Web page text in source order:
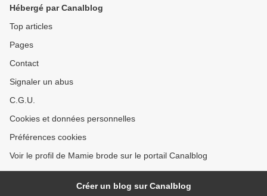
Hébergé par Canalblog
Top articles
Pages
Contact
Signaler un abus
C.G.U.
Cookies et données personnelles
Préférences cookies
Voir le profil de Mamie brode sur le portail Canalblog
Créer un blog sur Canalblog